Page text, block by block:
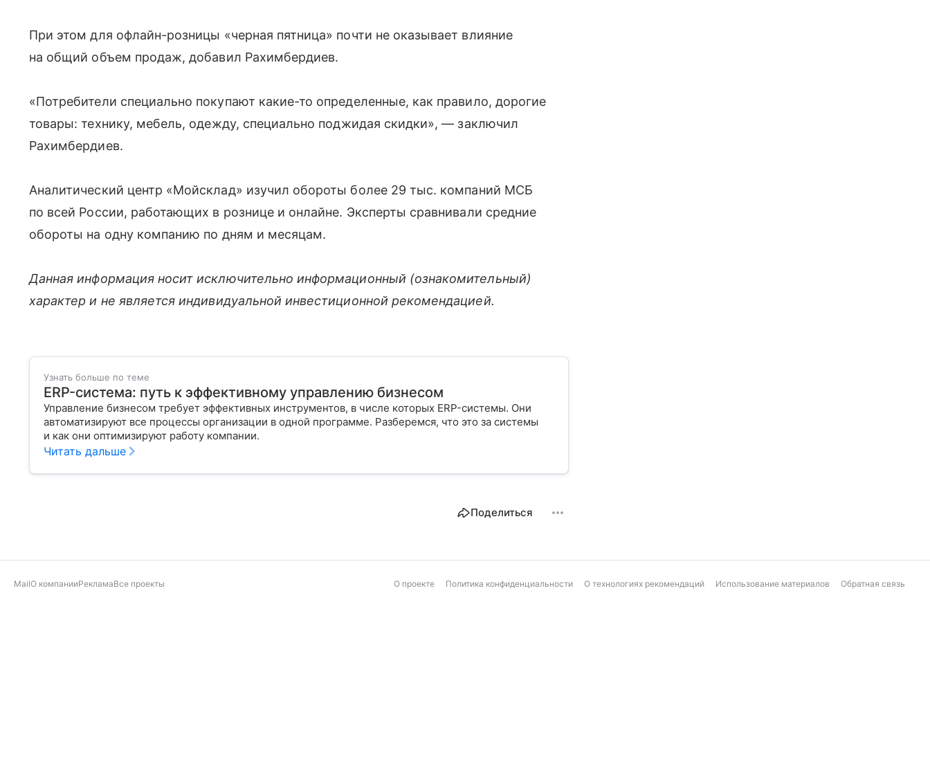
При этом для офлайн-розницы «черная пятница» почти не оказывает влияние
на общий объем продаж, добавил Рахимбердиев.
«Потребители специально покупают какие-то определенные, как правило, дорогие
товары: технику, мебель, одежду, специально поджидая скидки», — заключил
Рахимбердиев.
Аналитический центр «Мойсклад» изучил обороты более 29 тыс. компаний МСБ
по всей России, работающих в рознице и онлайне. Эксперты сравнивали средние
обороты на одну компанию по дням и месяцам.
Данная информация носит исключительно информационный (ознакомительный)
характер и не является индивидуальной инвестиционной рекомендацией.
Узнать больше по теме
ERP-система: путь к эффективному управлению бизнесом
Управление бизнесом требует эффективных инструментов, в числе которых ERP-системы. Они
автоматизируют все процессы организации в одной программе. Разберемся, что это за системы
и как они оптимизируют работу компании.
Читать дальше
Поделиться
MailО компанииРекламаВсе проекты О проекте Политика конфиденциальности О технологиях рекомендаций Использование материалов Обратная связь